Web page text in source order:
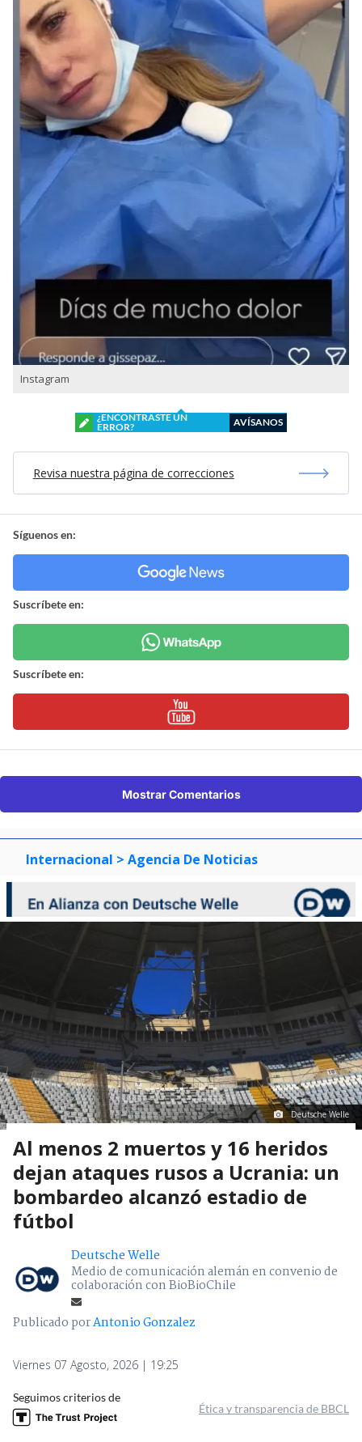
Instagram
¿ENCONTRASTE UN
ERROR?
AVÍSANOS
Revisa nuestra página de correcciones
Síguenos en:
Suscríbete en:
Suscríbete en:
Mostrar Comentarios
Internacional > Agencia De Noticias
Deutsche Welle
Al menos 2 muertos y 16 heridos
dejan ataques rusos a Ucrania: un
bombardeo alcanzó estadio de
fútbol
Deutsche Welle
Medio de comunicación alemán en convenio de
colaboración con BioBioChile
Publicado porAntonio Gonzalez
Viernes 07 Agosto, 2026 | 19:25
Seguimos criterios de
Ética y transparencia de BBCL